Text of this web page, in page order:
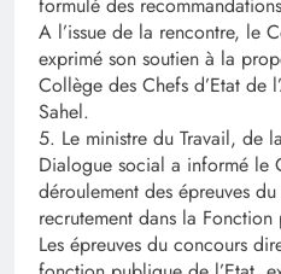
A l’issue de la rencontre, le
exprimé son soutien à la
Collège des Chefs d’Etat de
Sahel.
5. Le ministre du Travail, de
Dialogue social a informé le
déroulement des épreuves
recrutement dans la
Les épreuves du concours